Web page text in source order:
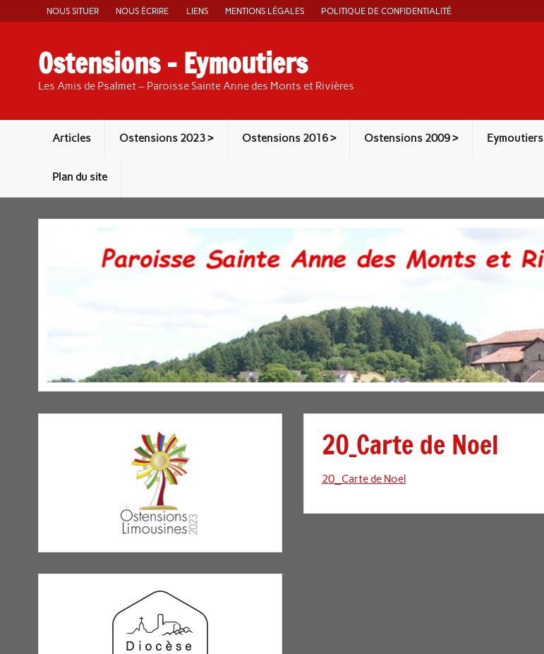
content
NOUS SITUER NOUS ÉCRIRE LIENS MENTIONS LÉGALES POLITIQUE DE CONFIDENTIALITÉ
Ostensions – Eymoutiers
Les Amis de Psalmet – Paroisse Sainte Anne des Monts et Rivières
Articles Ostensions 2023 > Ostensions 2016 > Ostensions 2009 > Eymoutiers
Plan du site
20_Carte de Noel
20_Carte de Noel